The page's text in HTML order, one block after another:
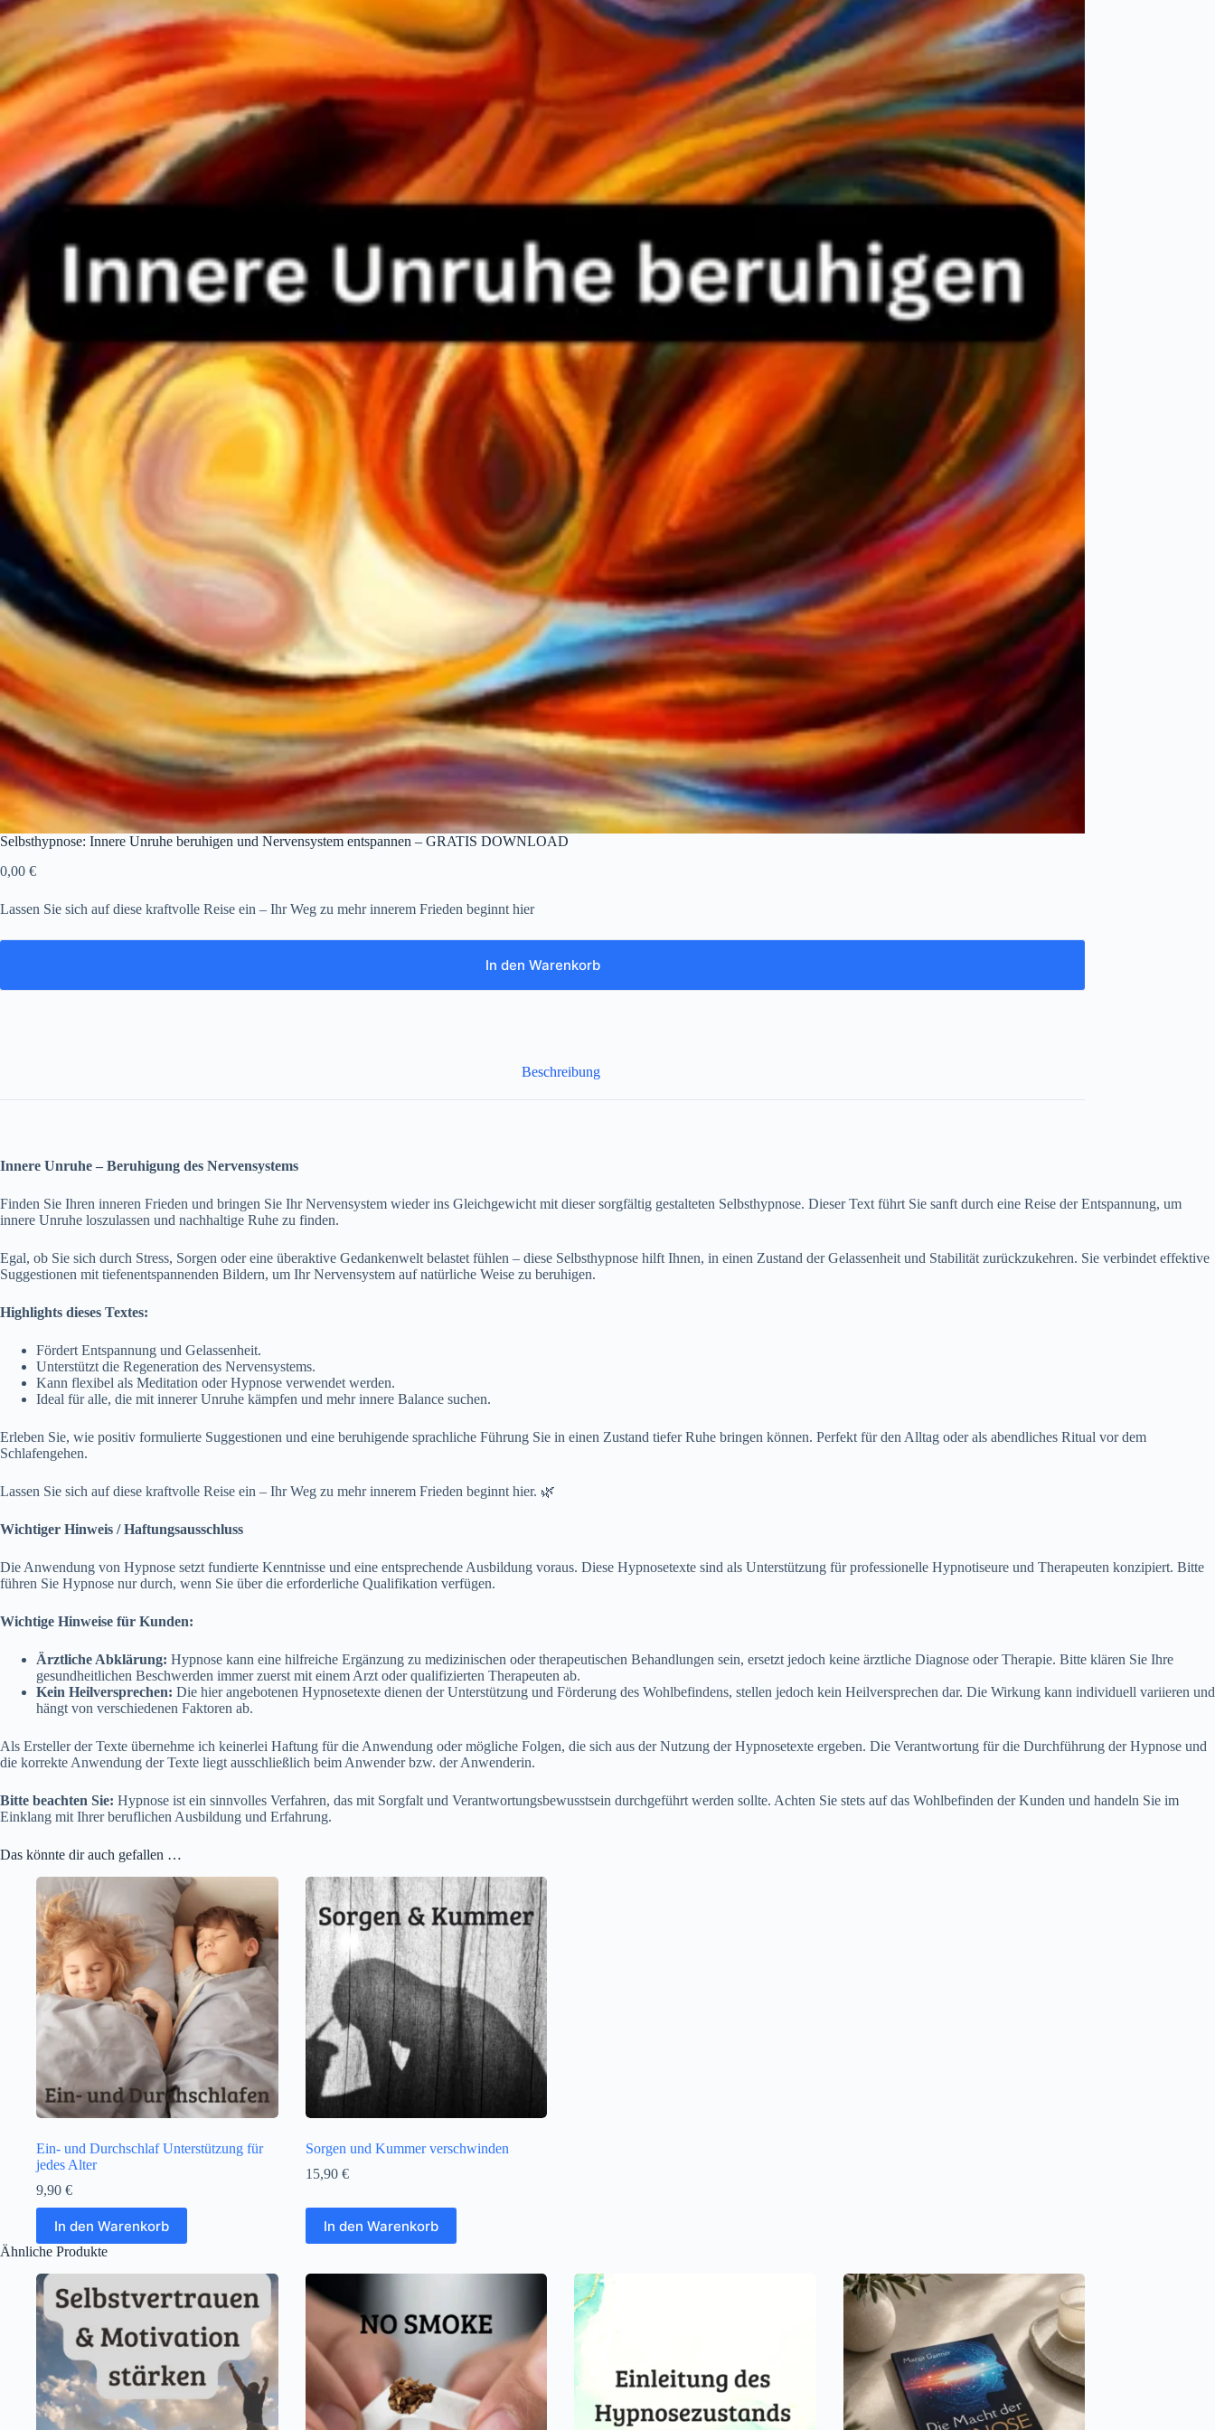
Selbsthypnose: Innere Unruhe beruhigen und Nervensystem entspannen – GRATIS DOWNLOAD
0,00 €
Lassen Sie sich auf diese kraftvolle Reise ein – Ihr Weg zu mehr innerem Frieden beginnt hier
In den Warenkorb
Beschreibung
Innere Unruhe – Beruhigung des Nervensystems
Finden Sie Ihren inneren Frieden und bringen Sie Ihr Nervensystem wieder ins Gleichgewicht mit dieser sorgfältig gestalteten Selbsthypnose. Dieser Text führt Sie sanft durch eine Reise der Entspannung, um
innere Unruhe loszulassen und nachhaltige Ruhe zu finden.
Egal, ob Sie sich durch Stress, Sorgen oder eine überaktive Gedankenwelt belastet fühlen – diese Selbsthypnose hilft Ihnen, in einen Zustand der Gelassenheit und Stabilität zurückzukehren. Sie verbindet effektive
Suggestionen mit tiefenentspannenden Bildern, um Ihr Nervensystem auf natürliche Weise zu beruhigen.
Highlights dieses Textes:
Fördert Entspannung und Gelassenheit.
Unterstützt die Regeneration des Nervensystems.
Kann flexibel als Meditation oder Hypnose verwendet werden.
Ideal für alle, die mit innerer Unruhe kämpfen und mehr innere Balance suchen.
Erleben Sie, wie positiv formulierte Suggestionen und eine beruhigende sprachliche Führung Sie in einen Zustand tiefer Ruhe bringen können. Perfekt für den Alltag oder als abendliches Ritual vor dem
Schlafengehen.
Lassen Sie sich auf diese kraftvolle Reise ein – Ihr Weg zu mehr innerem Frieden beginnt hier. 🌿
Wichtiger Hinweis / Haftungsausschluss
Die Anwendung von Hypnose setzt fundierte Kenntnisse und eine entsprechende Ausbildung voraus. Diese Hypnosetexte sind als Unterstützung für professionelle Hypnotiseure und Therapeuten konzipiert. Bitte
führen Sie Hypnose nur durch, wenn Sie über die erforderliche Qualifikation verfügen.
Wichtige Hinweise für Kunden:
Ärztliche Abklärung: Hypnose kann eine hilfreiche Ergänzung zu medizinischen oder therapeutischen Behandlungen sein, ersetzt jedoch keine ärztliche Diagnose oder Therapie. Bitte klären Sie Ihre
gesundheitlichen Beschwerden immer zuerst mit einem Arzt oder qualifizierten Therapeuten ab.
Kein Heilversprechen: Die hier angebotenen Hypnosetexte dienen der Unterstützung und Förderung des Wohlbefindens, stellen jedoch kein Heilversprechen dar. Die Wirkung kann individuell variieren und
hängt von verschiedenen Faktoren ab.
Als Ersteller der Texte übernehme ich keinerlei Haftung für die Anwendung oder mögliche Folgen, die sich aus der Nutzung der Hypnosetexte ergeben. Die Verantwortung für die Durchführung der Hypnose und
die korrekte Anwendung der Texte liegt ausschließlich beim Anwender bzw. der Anwenderin.
Bitte beachten Sie: Hypnose ist ein sinnvolles Verfahren, das mit Sorgfalt und Verantwortungsbewusstsein durchgeführt werden sollte. Achten Sie stets auf das Wohlbefinden der Kunden und handeln Sie im
Einklang mit Ihrer beruflichen Ausbildung und Erfahrung.
Das könnte dir auch gefallen …
Ein- und Durchschlaf Unterstützung für
jedes Alter
9,90 €
In den Warenkorb
Sorgen und Kummer verschwinden
15,90 €
In den Warenkorb
Ähnliche Produkte